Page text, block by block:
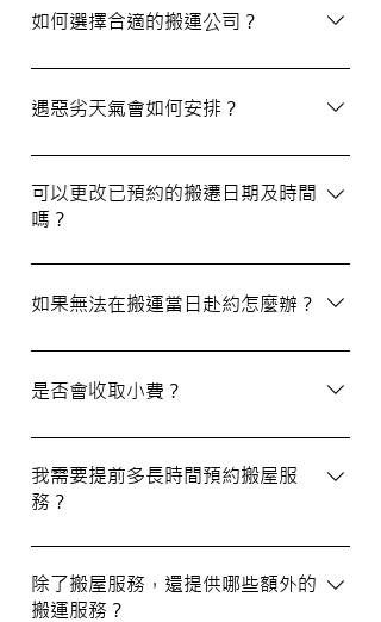
提供合理預算，絕無隱藏費用。除非搬運當
約定的費用。
如何選擇合適的搬運公司？
選擇一間合適的搬運公司非常重要，建議您
選擇經驗豐富、提供專業服務且預算合理的
擇！
遇惡劣天氣會如何安排？
如搬屋當日遇上惡劣天氣，我們會提前與您
聯絡並安排改期。具體安排如下： 黑色暴
雨或八號熱帶氣旋警告於早上十時前發出：
我們會即時更新安排。 工作時間內解除警
可以更改已預約的搬遷日期及時間
嗎？
如果需要更改或取消已預約的搬運服務，請
在預定搬運日期前至少兩個工作日的下午三
50%作為行政費。
如果無法在搬運當日赴約怎麼辦？
若您無法在搬運當日赴約，請至少提前兩個
工作日的下午三時通知我們，否則我們將有
是否會收取小費？
我們不會向客戶索取小費，但客戶可自願性
地為搬運團隊作獎賞，以表達對我們服務的
滿意。
我需要提前多長時間預約搬屋服
務？
我們建議您在搬屋前一至三星期預約搬運日
期及時間，特別是在熱門的週末，以確保我
們能為您安排妥當的服務。
除了搬屋服務，還提供哪些額外的
搬運服務？